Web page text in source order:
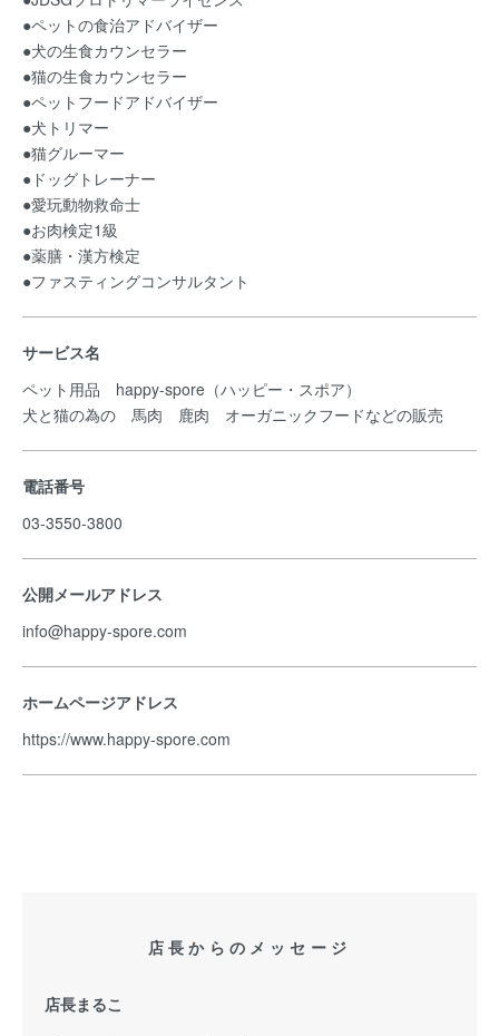
●ペットの食治アドバイザー
●犬の生食カウンセラー
●猫の生食カウンセラー
●ペットフードアドバイザー
●犬トリマー
●猫グルーマー
●ドッグトレーナー
●愛玩動物救命士
●お肉検定1級
●薬膳・漢方検定
●ファスティングコンサルタント
サービス名
ペット用品 happy-spore（ハッピー・スポア）
犬と猫の為の 馬肉 鹿肉 オーガニックフードなどの販売
電話番号
03-3550-3800
公開メールアドレス
info@happy-spore.com
ホームページアドレス
https://www.happy-spore.com
店長からのメッセージ
店長まるこ